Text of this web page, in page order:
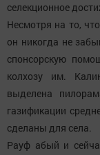
селекционное
Несмотря на то,
он никогда не
спонсорскую
колхозу им.
выделена
газификации
сделаны для села.
Рауф абый и